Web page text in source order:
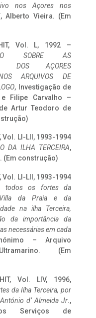
nos Açores nos
, Alberto Vieira. (Em
Vol. L, 1992 –
SOBRE AS
DOS AÇORES
ARQUIVOS DE
, Investigação de
Filipe Carvalho –
Artur Teodoro de
Vol. LI-LII, 1993-1994
DA ILHA TERCEIRA,
(Em construção)
Vol. LI-LII, 1993-1994
todos os fortes da
da Praia e da
na ilha Terceira,
da importância da
necessárias em cada
– Arquivo
(Em
Vol. LIV, 1996,
da Ilha Terceira, por
d’ Almeida Jr.,
Serviços de